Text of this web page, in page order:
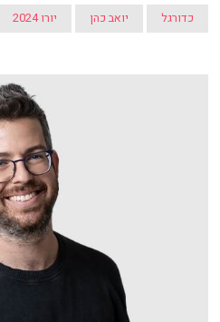
כדורגל יואב כהן יורו 2024